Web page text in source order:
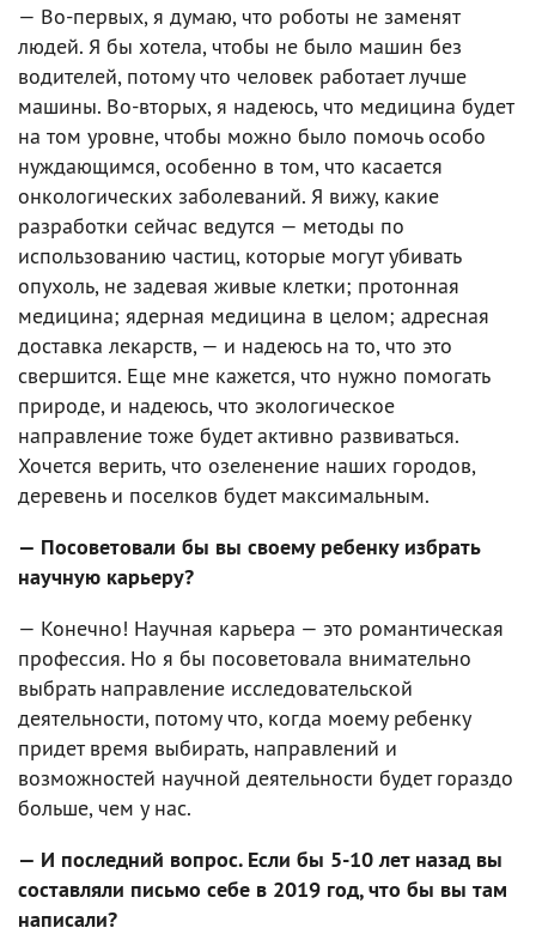
— Во-первых, я думаю, что роботы не заменят
людей. Я бы хотела, чтобы не было машин без
водителей, потому что человек работает лучше
машины. Во-вторых, я надеюсь, что медицина будет
на том уровне, чтобы можно было помочь особо
нуждающимся, особенно в том, что касается
онкологических заболеваний. Я вижу, какие
разработки сейчас ведутся — методы по
использованию частиц, которые могут убивать
опухоль, не задевая живые клетки; протонная
медицина; ядерная медицина в целом; адресная
доставка лекарств, — и надеюсь на то, что это
свершится. Еще мне кажется, что нужно помогать
природе, и надеюсь, что экологическое
направление тоже будет активно развиваться.
Хочется верить, что озеленение наших городов,
деревень и поселков будет максимальным.
— Посоветовали бы вы своему ребенку избрать
научную карьеру?
— Конечно! Научная карьера — это романтическая
профессия. Но я бы посоветовала внимательно
выбрать направление исследовательской
деятельности, потому что, когда моему ребенку
придет время выбирать, направлений и
возможностей научной деятельности будет гораздо
больше, чем у нас.
— И последний вопрос. Если бы 5-10 лет назад вы
составляли письмо себе в 2019 год, что бы вы там
написали?